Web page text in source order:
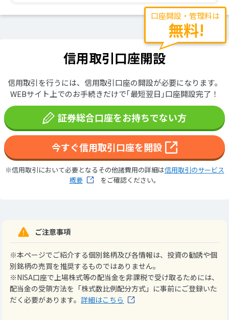
口座開設・管理料は
無料!
信用取引口座開設
信用取引を行うには、信用取引口座の開設が必要になります。
WEBサイト上でのお手続きだけで｢最短翌日｣口座開設完了！
証券総合口座をお持ちでない方
今すぐ信用取引口座を開設
※信用取引において必要となるその他諸費用の詳細は信用取引のサービス
概要
をご確認ください。
ご注意事項
※本ページでご紹介する個別銘柄及び各情報は、投資の勧誘や個
別銘柄の売買を推奨するものではありません。
※NISA口座で上場株式等の配当金を非課税で受け取るためには、
配当金の受領方法を「株式数比例配分方式」に事前にご登録いた
だく必要があります。詳細はこちら